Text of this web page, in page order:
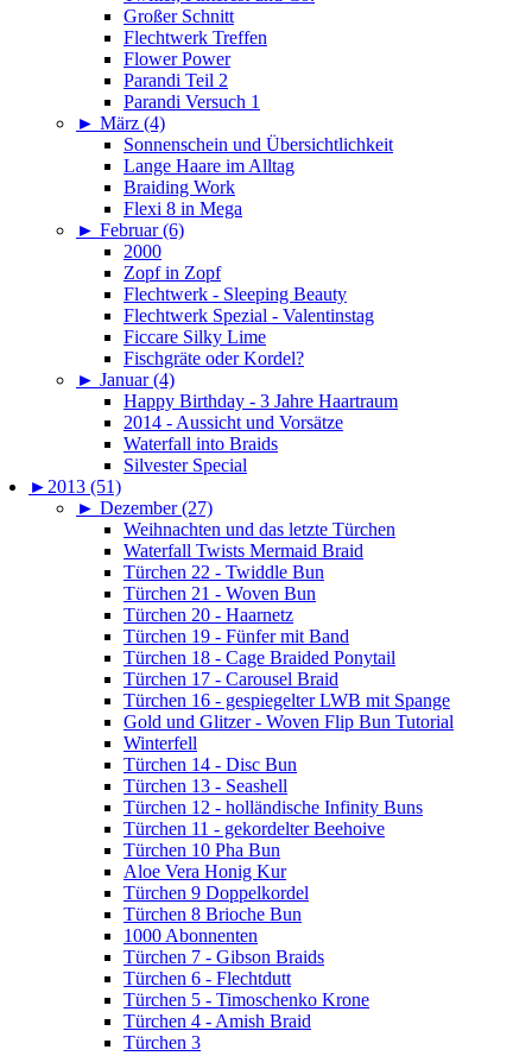
Großer Schnitt
Flechtwerk Treffen
Flower Power
Parandi Teil 2
Parandi Versuch 1
► März (4)
Sonnenschein und Übersichtlichkeit
Lange Haare im Alltag
Braiding Work
Flexi 8 in Mega
► Februar (6)
2000
Zopf in Zopf
Flechtwerk - Sleeping Beauty
Flechtwerk Spezial - Valentinstag
Ficcare Silky Lime
Fischgräte oder Kordel?
► Januar (4)
Happy Birthday - 3 Jahre Haartraum
2014 - Aussicht und Vorsätze
Waterfall into Braids
Silvester Special
► 2013 (51)
► Dezember (27)
Weihnachten und das letzte Türchen
Waterfall Twists Mermaid Braid
Türchen 22 - Twiddle Bun
Türchen 21 - Woven Bun
Türchen 20 - Haarnetz
Türchen 19 - Fünfer mit Band
Türchen 18 - Cage Braided Ponytail
Türchen 17 - Carousel Braid
Türchen 16 - gespiegelter LWB mit Spange
Gold und Glitzer - Woven Flip Bun Tutorial
Winterfell
Türchen 14 - Disc Bun
Türchen 13 - Seashell
Türchen 12 - holländische Infinity Buns
Türchen 11 - gekordelter Beehoive
Türchen 10 Pha Bun
Aloe Vera Honig Kur
Türchen 9 Doppelkordel
Türchen 8 Brioche Bun
1000 Abonnenten
Türchen 7 - Gibson Braids
Türchen 6 - Flechtdutt
Türchen 5 - Timoschenko Krone
Türchen 4 - Amish Braid
Türchen 3